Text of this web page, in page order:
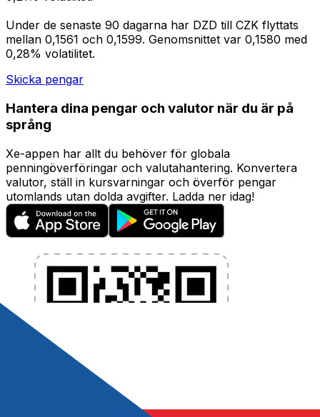
Under de senaste 90 dagarna har DZD till CZK flyttats
mellan 0,1561 och 0,1599. Genomsnittet var 0,1580 med
0,28% volatilitet.
Skicka pengar
Hantera dina pengar och valutor när du är på
språng
Xe-appen har allt du behöver för globala
penningöverföringar och valutahantering. Konvertera
valutor, ställ in kursvarningar och överför pengar
utomlands utan dolda avgifter. Ladda ner idag!